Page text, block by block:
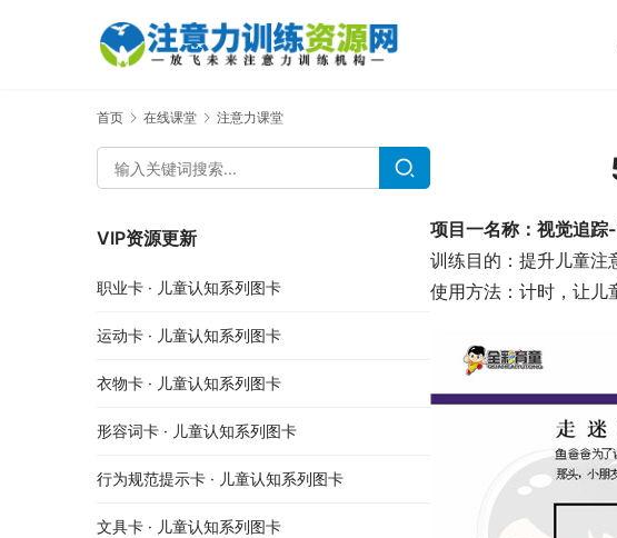
首页 在线课堂 注意力课堂
项目一名称：视觉追踪
训练目的：提升儿童注
使用方法：计时，让儿
VIP资源更新
职业卡 · 儿童认知系列图卡
运动卡 · 儿童认知系列图卡
衣物卡 · 儿童认知系列图卡
形容词卡 · 儿童认知系列图卡
行为规范提示卡 · 儿童认知系列图卡
文具卡 · 儿童认知系列图卡